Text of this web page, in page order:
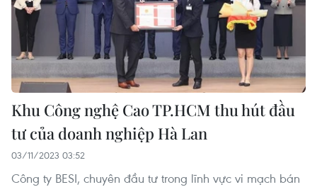
Khu Công nghệ Cao TP.HCM thu hút đầu
tư của doanh nghiệp Hà Lan
03/11/2023 03:52
Công ty BESI, chuyên đầu tư trong lĩnh vực vi mạch bán